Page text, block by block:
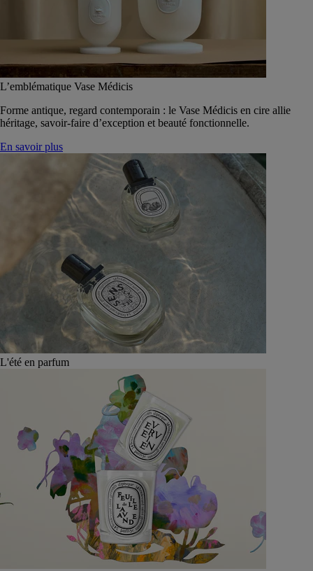
L’emblématique Vase Médicis
Forme antique, regard contemporain : le Vase Médicis en cire allie
héritage, savoir-faire d’exception et beauté fonctionnelle.
En savoir plus
L'été en parfum